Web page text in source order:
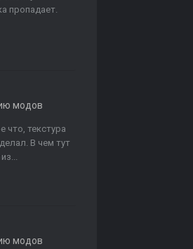
пропадает.
модов
что, текстура
В чем тут
модов